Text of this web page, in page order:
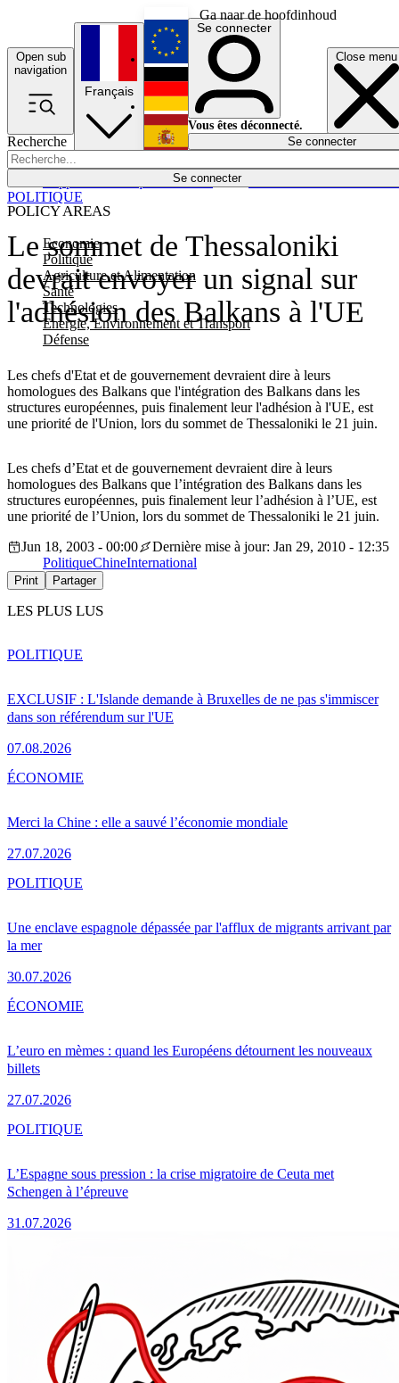
Ga naar de hoofdinhoud
Open sub
navigation
Close menu
Recherche
Se connecter
POLICY AREAS
Economie
Politique
Agriculture et Alimentation
Santé
Technologies
Energie, Environnement et Transport
Défense
Économie
Français
English
Deutsch
Español
Se connecter
Vous êtes déconnecté.
Se connecter
Le sommet de Thessaloniki
devrait envoyer un signal sur
l'adhésion des Balkans à l'UE
Les chefs d'Etat et de gouvernement devraient dire à leurs
homologues des Balkans que l'intégration des Balkans dans les
structures européennes, puis finalement leur l'adhésion à l'UE, est
une priorité de l'Union, lors du sommet de Thessaloniki le 21 juin.
POLITIQUE
Les chefs d’Etat et de gouvernement devraient dire à leurs
homologues des Balkans que l’intégration des Balkans dans les
structures européennes, puis finalement leur l’adhésion à l’UE, est
une priorité de l’Union, lors du sommet de Thessaloniki le 21 juin.
Jun 18, 2003 - 00:00
Dernière mise à jour: Jan 29, 2010 - 12:35
PolitiqueChineInternational
Print Partager
LES PLUS LUS
EXCLUSIF : L'Islande demande à Bruxelles de ne pas s'immiscer
dans son référendum sur l'UE
07.08.2026
POLITIQUE
Merci la Chine : elle a sauvé l’économie mondiale
27.07.2026
ÉCONOMIE
Une enclave espagnole dépassée par l'afflux de migrants arrivant par
la mer
30.07.2026
POLITIQUE
L’euro en mèmes : quand les Européens détournent les nouveaux
billets
27.07.2026
ÉCONOMIE
L’Espagne sous pression : la crise migratoire de Ceuta met
Schengen à l’épreuve
31.07.2026
POLITIQUE